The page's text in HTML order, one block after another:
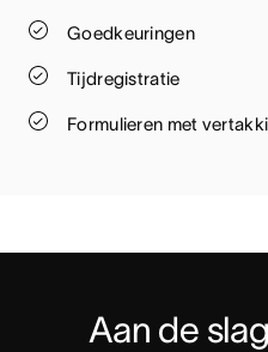
Goedkeuringen
Tijdregistratie
Formulieren met
Aan de